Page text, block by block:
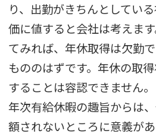
り、出勤がきちんとしてい
価に値すると会社は考えま
てみれば、年休取得は欠勤
もののはずです。年休の取
することは容認できません。
年次有給休暇の趣旨からは
額されないところに意義が